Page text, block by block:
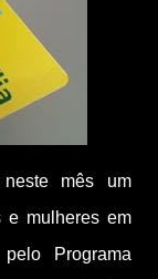
mês um
e mulheres em
Programa